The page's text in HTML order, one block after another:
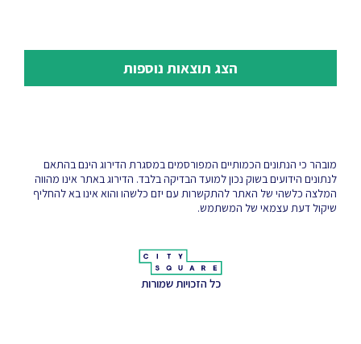
הצג תוצאות נוספות
מובהר כי הנתונים הכמותיים המפורסמים במסגרת הדירוג הינם בהתאם
לנתונים הידועים בשוק נכון למועד הבדיקה בלבד. הדירוג באתר אינו מהווה
המלצה כלשהי של האתר להתקשרות עם יזם כלשהו והוא אינו בא להחליף
שיקול דעת עצמאי של המשתמש.
כל הזכויות שמורות